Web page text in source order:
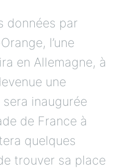
données par
l’une
en Allemagne, à
une
sera inaugurée
de France à
quelques
trouver sa place